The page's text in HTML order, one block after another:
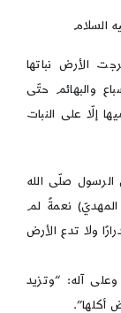
السلام
الأرض نباتها
والبهائم حتّى
إلّا على النبات
صلّى الله
نعمةً لم
ولا تدع الأرض
آله: “وتزيد
أكلها”.